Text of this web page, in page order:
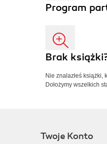
Program
Brak
Nie znalazłeś
Dołożymy wszelkich
Twoje Konto